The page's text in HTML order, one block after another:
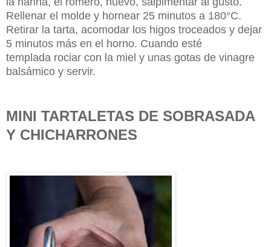
Rellenar el molde y hornear 25 minutos a 180°C.
Retirar la tarta, acomodar los higos troceados y dejar
5 minutos más en el horno. Cuando esté
templada rociar con la miel y unas gotas de vinagre
balsámico y servir.
MINI TARTALETAS DE SOBRASADA
Y CHICHARRONES